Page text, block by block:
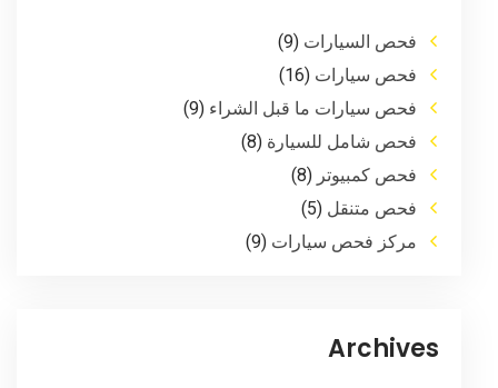
فحص السيارات (9)
فحص سيارات (16)
فحص سيارات ما قبل الشراء (9)
فحص شامل للسيارة (8)
فحص كمبيوتر (8)
فحص متنقل (5)
مركز فحص سيارات (9)
Archives